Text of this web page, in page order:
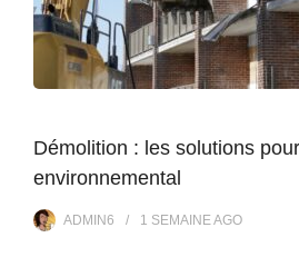
Démolition : les solutions
environnemental
ADMIN6 1 SEMAINE AGO